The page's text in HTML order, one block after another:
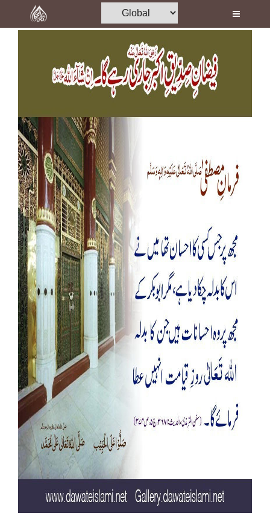
Home
Madani Channel
Volunteer Portal
Rohani Ilaj
Donation
Blog
Magazine
Departments
Our Websites
More